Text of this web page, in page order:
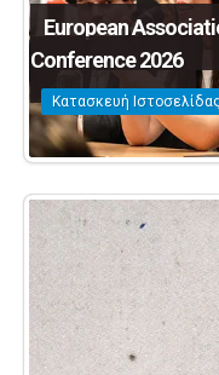
European
Conference 2026
Κατασκευή